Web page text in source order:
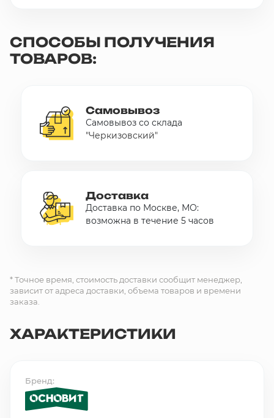
СПОСОБЫ ПОЛУЧЕНИЯ
ТОВАРОВ:
Самовывоз
Самовывоз со склада
"Черкизовский"
Доставка
Доставка по Москве, МО:
возможна в течение 5 часов
* Точное время, стоимость доставки сообщит менеджер,
зависит от адреса доставки, объема товаров и времени
заказа.
ХАРАКТЕРИСТИКИ
Бренд